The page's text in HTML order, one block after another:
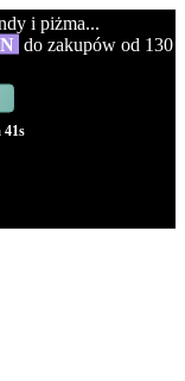
i piżma...
do zakupów od 130
40s